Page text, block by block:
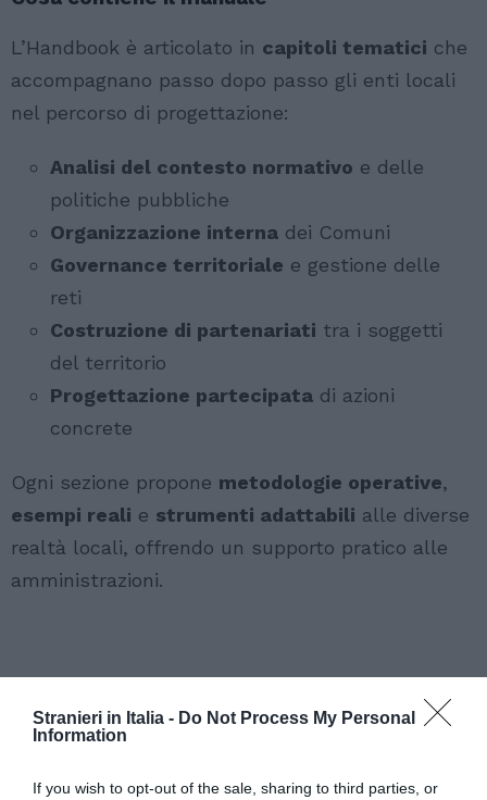
Stranieri in Italia - Do Not Process My Personal
Information
If you wish to opt-out of the sale, sharing to third parties, or
L’Handbook è articolato in capitoli tematici che
accompagnano passo dopo passo gli enti locali
nel percorso di progettazione:
Analisi del contesto normativo e delle
politiche pubbliche
Organizzazione interna dei Comuni
Governance territoriale e gestione delle
reti
Costruzione di partenariati tra i soggetti
del territorio
Progettazione partecipata di azioni
concrete
Ogni sezione propone metodologie operative,
esempi reali e strumenti adattabili alle diverse
realtà locali, offrendo un supporto pratico alle
amministrazioni.